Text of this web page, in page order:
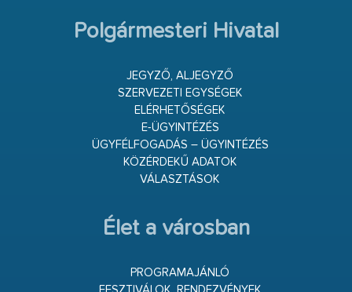
Polgármesteri Hivatal
JEGYZŐ, ALJEGYZŐ
SZERVEZETI EGYSÉGEK
ELÉRHETŐSÉGEK
E-ÜGYINTÉZÉS
ÜGYFÉLFOGADÁS – ÜGYINTÉZÉS
KÖZÉRDEKŰ ADATOK
VÁLASZTÁSOK
Élet a városban
PROGRAMAJÁNLÓ